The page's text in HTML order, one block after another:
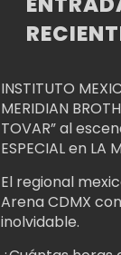
INSTITUTO
MERIDIAN
TOVAR” al
ESPECIAL en LA
El regional
Arena CDMX
inolvidable.